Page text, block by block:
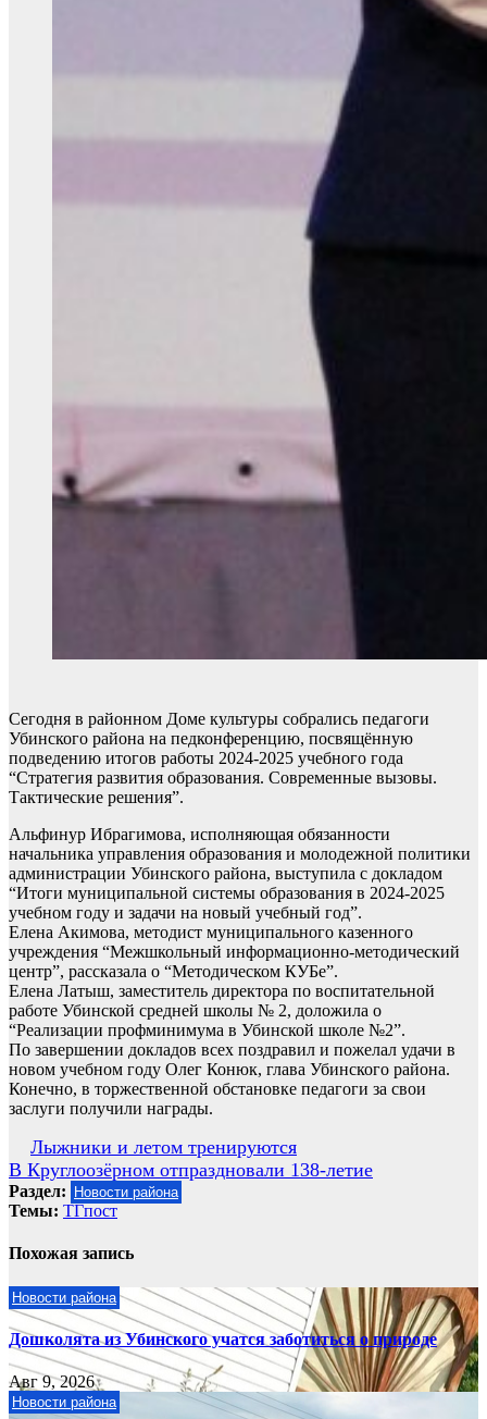
Сегодня в районном Доме культуры собрались педагоги
Убинского района на педконференцию, посвящённую
подведению итогов работы 2024-2025 учебного года
“Стратегия развития образования. Современные вызовы.
Тактические решения”.
Альфинур Ибрагимова, исполняющая обязанности
начальника управления образования и молодежной политики
администрации Убинского района, выступила с докладом
“Итоги муниципальной системы образования в 2024-2025
учебном году и задачи на новый учебный год”.
Елена Акимова, методист муниципального казенного
учреждения “Межшкольный информационно-методический
центр”, рассказала о “Методическом КУБе”.
Елена Латыш, заместитель директора по воспитательной
работе Убинской средней школы № 2, доложила о
“Реализации профминимума в Убинской школе №2”.
По завершении докладов всех поздравил и пожелал удачи в
новом учебном году Олег Конюк, глава Убинского района.
Конечно, в торжественной обстановке педагоги за свои
заслуги получили награды.
Навигация
по
записям
Лыжники и летом тренируются
В Круглоозёрном отпраздновали 138-летие
Раздел: Новости района
Темы: ТГпост
Похожая запись
Новости района
Дошколята из Убинского учатся заботиться о природе
Авг 9, 2026
Новости района